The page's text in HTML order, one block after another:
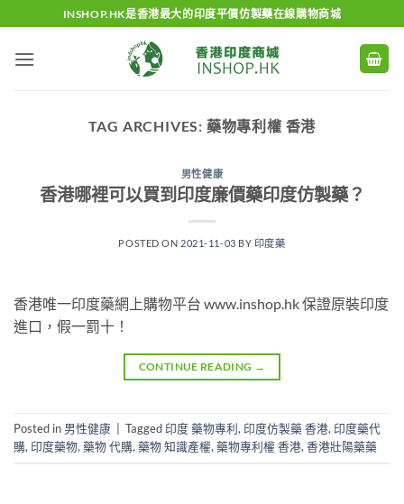
to
content
INSHOP.HK是香港最大的印度平價仿製藥在線購物商城
TAG ARCHIVES: 藥物專利權 香港
男性健康
香港哪裡可以買到印度廉價藥印度仿製藥？
POSTED ON 2021-11-03 BY 印度藥
香港唯一印度藥網上購物平台 www.inshop.hk 保證原裝印度
進口，假一罰十！
CONTINUE READING →
Posted in 男性健康 Tagged 印度 藥物專利, 印度仿製藥 香港, 印度藥代
購, 印度藥物, 藥物 代購, 藥物 知識產權, 藥物專利權 香港, 香港壯陽藥藥